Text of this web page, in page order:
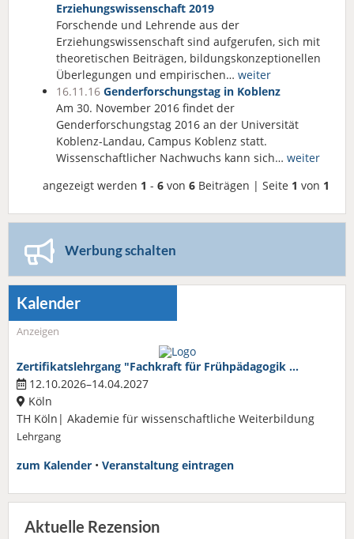
Erziehungswissenschaft 2019
Forschende und Lehrende aus der
Erziehungswissenschaft sind aufgerufen, sich mit
theoretischen Beiträgen, bildungskonzeptionellen
Überlegungen und empirischen… weiter
16.11.16 Genderforschungstag in Koblenz
Am 30. November 2016 findet der
Genderforschungstag 2016 an der Universität
Koblenz-Landau, Campus Koblenz statt.
Wissenschaftlicher Nachwuchs kann sich… weiter
angezeigt werden 1 - 6 von 6 Beiträgen | Seite 1 von 1
Werbung schalten
Kalender
Anzeigen
Zertifikatslehrgang "Fachkraft für Frühpädagogik …
12.10.2026–14.04.2027
Köln
TH Köln| Akademie für wissenschaftliche Weiterbildung
Lehrgang
zum Kalender • Veranstaltung eintragen
Aktuelle Rezension